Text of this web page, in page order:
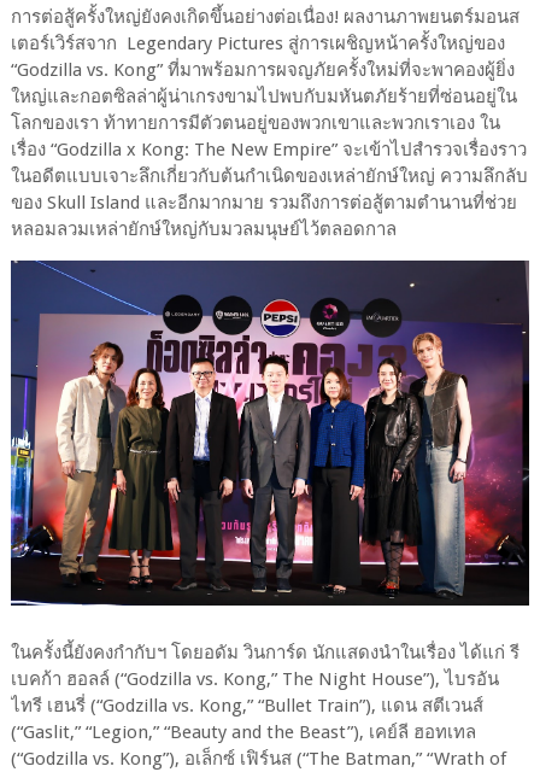
การต่อสู้ครั้งใหญ่ยังคงเกิดขึ้นอย่างต่อเนื่อง! ผลงานภาพยนตร์มอนส
เตอร์เวิร์สจาก Legendary Pictures สู่การเผชิญหน้าครั้งใหญ่ของ
“Godzilla vs. Kong” ที่มาพร้อมการผจญภัยครั้งใหม่ที่จะพาคองผู้ยิ่ง
ใหญ่และกอตซิลล่าผู้น่าเกรงขามไปพบกับมหันตภัยร้ายที่ซ่อนอยู่ใน
โลกของเรา ท้าทายการมีตัวตนอยู่ของพวกเขาและพวกเราเอง ใน
เรื่อง “Godzilla x Kong: The New Empire” จะเข้าไปสำรวจเรื่องราว
ในอดีตแบบเจาะลึกเกี่ยวกับต้นกำเนิดของเหล่ายักษ์ใหญ่ ความลึกลับ
ของ Skull Island และอีกมากมาย รวมถึงการต่อสู้ตามตำนานที่ช่วย
หลอมลวมเหล่ายักษ์ใหญ่กับมวลมนุษย์ไว้ตลอดกาล
ในครั้งนี้ยังคงกำกับฯ โดยอดัม วินการ์ด นักแสดงนำในเรื่อง ได้แก่ รี
เบคก้า ฮอลล์ (“Godzilla vs. Kong,” The Night House”), ไบรอัน
ไทรี เฮนรี่ (“Godzilla vs. Kong,” “Bullet Train”), แดน สตีเวนส์
(“Gaslit,” “Legion,” “Beauty and the Beast”), เคย์ลี ฮอทเทล
(“Godzilla vs. Kong”), อเล็กซ์ เฟิร์นส (“The Batman,” “Wrath of